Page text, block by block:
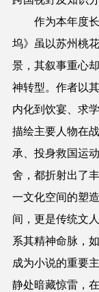
作为本年度长
坞》虽以苏州桃
景，其叙事重心
神转型。作者以
内化到饮宴、求
描绘主要人物在
承、投身救国运
舍，都折射出了
一文化空间的塑
间，更是传统文
系其精神命脉，
成为小说的重要
静处暗藏惊雷，